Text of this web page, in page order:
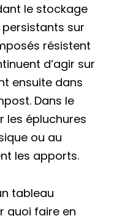
le stockage
sur
résistent
d’agir sur
ensuite dans
Dans le
les épluchures
ou au
les apports.
tableau
quoi faire en